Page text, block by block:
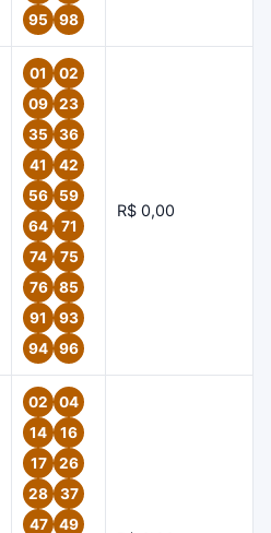
95
98
01
02
09
23
35
36
41
42
56
59
64
71
74
75
76
85
91
93
94
96
R$ 0,00
02
04
14
16
17
26
28
37
47
49